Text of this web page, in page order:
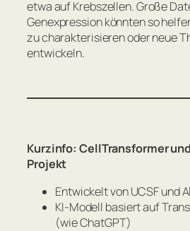
etwa auf Krebszellen. Große
Genexpression könnten so
zu charakterisieren oder neue
entwickeln.
Kurzinfo: CellTransformer
Projekt
Entwickelt von UCSF und
KI-Modell basiert auf
(wie ChatGPT)